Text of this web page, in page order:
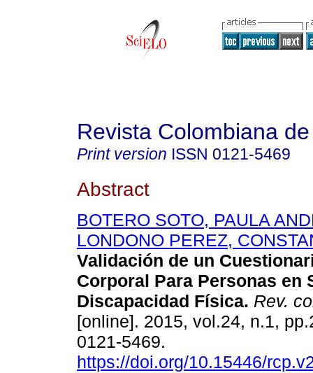
Revista Colombiana
Print version ISSN 0121-5469
Abstract
BOTERO SOTO, PAULA
LONDONO PEREZ,
Validación de un
Corporal Para Personas en
Discapacidad Física. Rev.
[online]. 2015, vol.24, n.1,
0121-5469.
https://doi.org/10.15446/